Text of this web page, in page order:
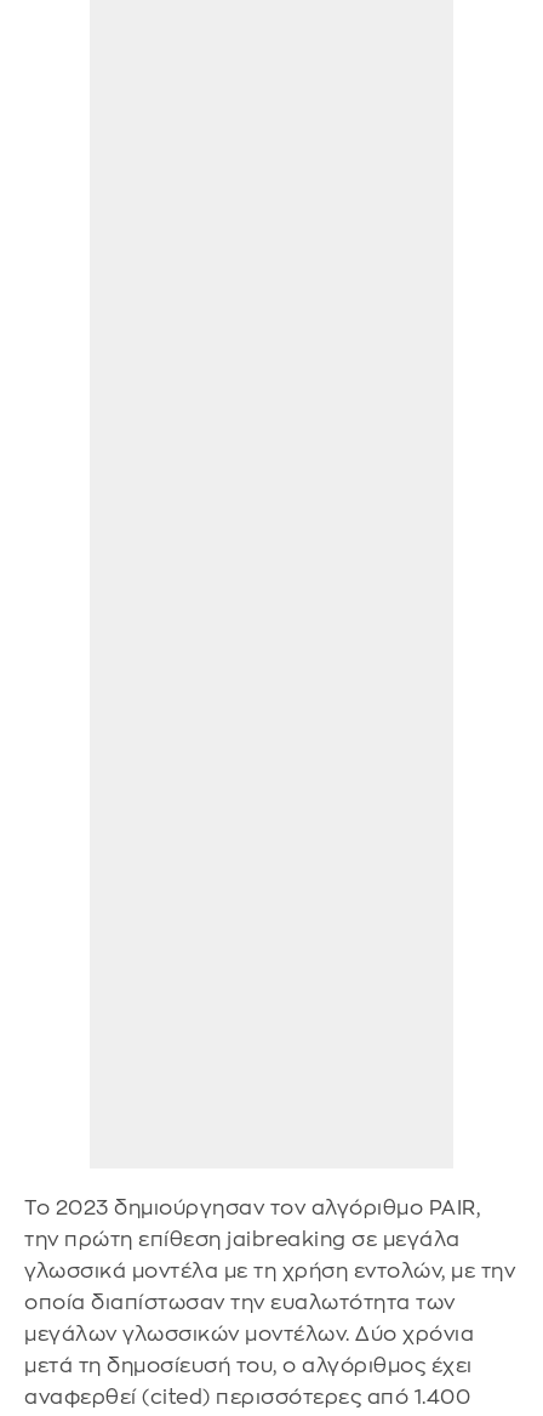
Το 2023 δημιούργησαν τον αλγόριθμο PAIR,
την πρώτη επίθεση jaibreaking σε μεγάλα
γλωσσικά μοντέλα με τη χρήση εντολών, με την
οποία διαπίστωσαν την ευαλωτότητα των
μεγάλων γλωσσικών μοντέλων. Δύο χρόνια
μετά τη δημοσίευσή του, ο αλγόριθμος έχει
αναφερθεί (cited) περισσότερες από 1.400